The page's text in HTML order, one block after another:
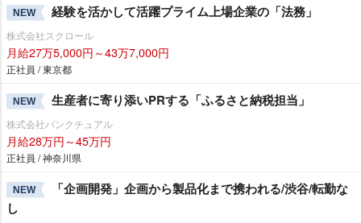
NEW 経験を活かして活躍プライム上場企業の「法務」
株式会社スクロール
月給27万5,000円～43万7,000円
正社員 / 東京都
NEW 生産者に寄り添いPRする「ふるさと納税担当」
株式会社パンクチュアル
月給28万円～45万円
正社員 / 神奈川県
NEW
「企画開発」企画から製品化まで携われる/渋谷/転勤な
し